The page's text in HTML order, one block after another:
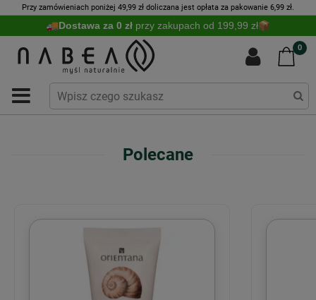
Przy zamówieniach poniżej 49,99 zł doliczana jest opłata za pakowanie 6,99 zł.
Dostawa za 0 zł przy zakupach od 199,99 zł
0
Polecane